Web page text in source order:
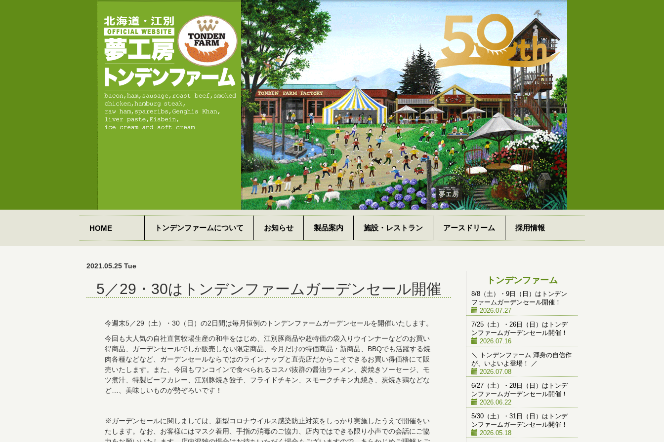
HOME トンデンファームについて お知らせ 製品案内 施設・レストラン アースドリーム 採用情報
2021.05.25 Tue
5／29・30はトンデンファームガーデンセール開催
今週末5／29（土）・30（日）の2日間は毎月恒例のトンデンファームガーデンセールを開催いたします。
今回も大人気の自社直営牧場生産の和牛をはじめ、江別豚商品や超特価の袋入りウインナーなどのお買い
得商品、ガーデンセールでしか販売しない限定商品、今月だけの特価商品・新商品、BBQでも活躍する焼
肉各種などなど、ガーデンセールならではのラインナップと直売店だからこそできるお買い得価格にて販
売いたします。また、今回もワンコインで食べられるコスパ抜群の醤油ラーメン、炭焼きソーセージ、モ
ツ煮汁、特製ビーフカレー、江別豚焼き餃子、フライドチキン、スモークチキン丸焼き、炭焼き鶏などな
ど…、美味しいものが勢ぞろいです！
※ガーデンセールに関しましては、新型コロナウイルス感染防止対策をしっかり実施したうえで開催をい
たします。なお、お客様にはマスク着用、手指の消毒のご協力、店内ではできる限り小声での会話にご協
トンデンファーム
8/8（土）・9日（日）はトンデン
ファームガーデンセール開催！
2026.07.27
7/25（土）・26日（日）はトンデ
ンファームガーデンセール開催！
2026.07.16
＼ トンデンファーム 渾身の自信作
が、いよいよ登場！ ／
2026.07.08
6/27（土）・28日（日）はトンデ
ンファームガーデンセール開催！
2026.06.22
5/30（土）・31日（日）はトンデ
ンファームガーデンセール開催！
2026.05.18